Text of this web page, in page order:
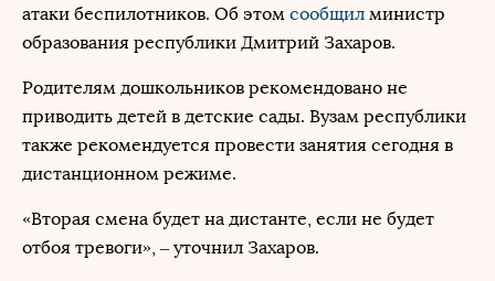
атаки беспилотников. Об этом сообщил министр
образования республики Дмитрий Захаров.
Родителям дошкольников рекомендовано не
приводить детей в детские сады. Вузам республики
также рекомендуется провести занятия сегодня в
дистанционном режиме.
«Вторая смена будет на дистанте, если не будет
отбоя тревоги», – уточнил Захаров.